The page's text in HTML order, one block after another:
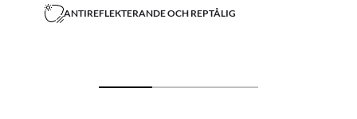
ANTIREFLEKTERANDE OCH REPTÅLIG